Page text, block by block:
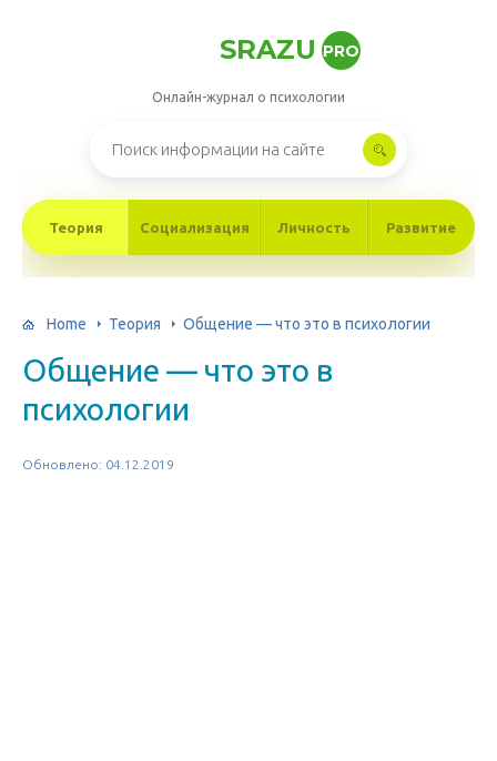
SRAZU PRO
Онлайн-журнал о психологии
Теория Социализация Личность Развитие
Home Теория Общение — что это в психологии
Общение — что это в
психологии
Обновлено: 04.12.2019